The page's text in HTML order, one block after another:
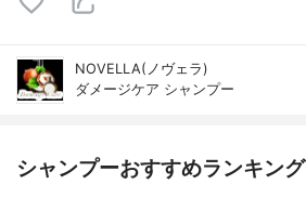
NOVELLA(ノヴェラ)
ダメージケア シャンプー
シャンプーおすすめランキング